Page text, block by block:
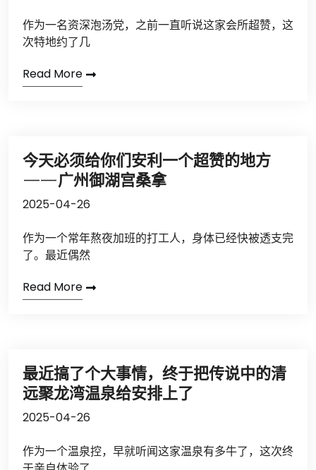
作为一名资深泡汤党，之前一直听说这家会所超赞，这
次特地约了几
Read More
今天必须给你们安利一个超赞的地方
——广州御湖宫桑拿
2025-04-26
作为一个常年熬夜加班的打工人，身体已经快被透支完
了。最近偶然
Read More
最近搞了个大事情，终于把传说中的清
远聚龙湾温泉给安排上了
2025-04-26
作为一个温泉控，早就听闻这家温泉有多牛了，这次终